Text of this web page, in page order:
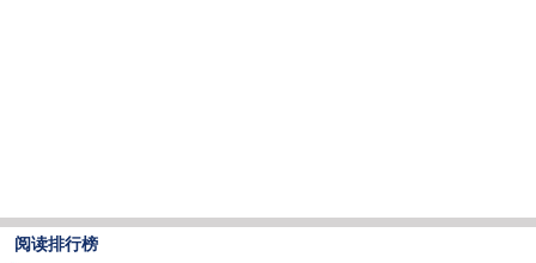
阅读排行榜